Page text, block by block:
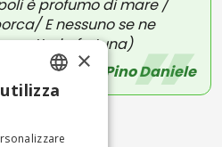
è profumo di mare /
E nessuno se ne
la fortuna)
Napule è - Pino Daniele
ENGLISH
ITALIAN
×